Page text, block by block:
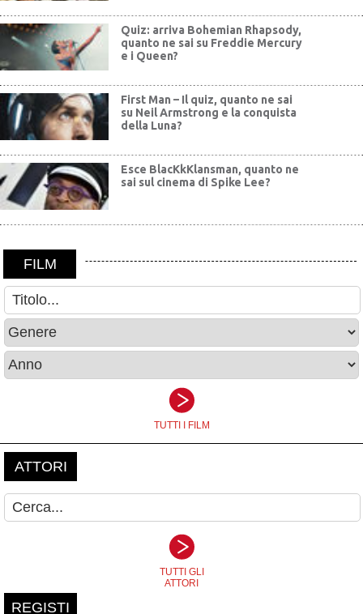
Quiz: arriva Bohemian Rhapsody,
quanto ne sai su Freddie Mercury
e i Queen?
First Man – Il quiz, quanto ne sai
su Neil Armstrong e la conquista
della Luna?
Esce BlacKkKlansman, quanto ne
sai sul cinema di Spike Lee?